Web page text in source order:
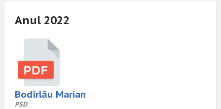
Anul 2022
Bodîrlău Marian
PSD